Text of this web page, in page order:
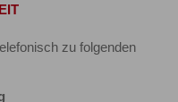
zu folgenden